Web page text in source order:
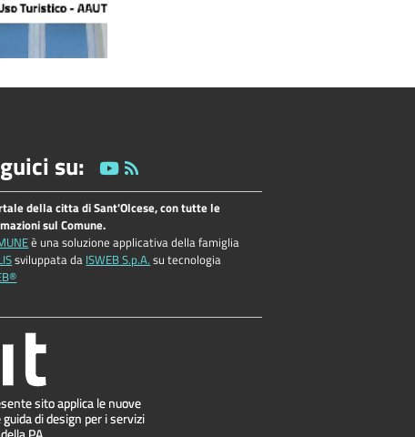
su:
della citta di Sant'Olcese, con tutte le
sul Comune.
è una soluzione applicativa della famiglia
sviluppata da ISWEB S.p.A. su tecnologia